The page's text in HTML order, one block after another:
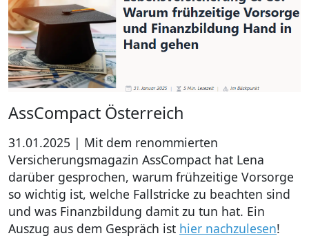
AssCompact Österreich
31.01.2025 | Mit dem renommierten
Versicherungsmagazin AssCompact hat Lena
darüber gesprochen, warum frühzeitige Vorsorge
so wichtig ist, welche Fallstricke zu beachten sind
und was Finanzbildung damit zu tun hat. Ein
Auszug aus dem Gespräch ist hier nachzulesen!